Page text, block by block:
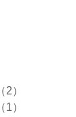
（2）
（1）